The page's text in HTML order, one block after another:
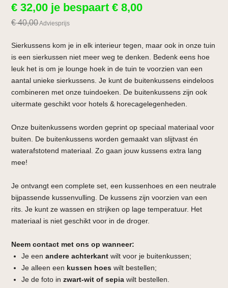
€ 32,00 je bespaart€ 8,00
€40,00Adviesprijs
Sierkussens kom je in elk interieur tegen, maar ook in onze tuin
is een sierkussen niet meer weg te denken. Bedenk eens hoe
leuk het is om je lounge hoek in de tuin te voorzien van een
aantal unieke sierkussens. Je kunt de buitenkussens eindeloos
combineren met onze tuindoeken. De buitenkussens zijn ook
uitermate geschikt voor hotels & horecagelegenheden.
Onze buitenkussens worden geprint op speciaal materiaal voor
buiten. De buitenkussens worden gemaakt van slijtvast én
waterafstotend materiaal. Zo gaan jouw kussens extra lang
mee!
Je ontvangt een complete set, een kussenhoes en een neutrale
bijpassende kussenvulling. De kussens zijn voorzien van een
rits. Je kunt ze wassen en strijken op lage temperatuur. Het
materiaal is niet geschikt voor in de droger.
Neem contact met ons op wanneer:
Je eenandere achterkant wilt voor je buitenkussen;
Je alleen een kussen hoes wilt bestellen;
Je de foto inzwart-wit of sepia wilt bestellen.